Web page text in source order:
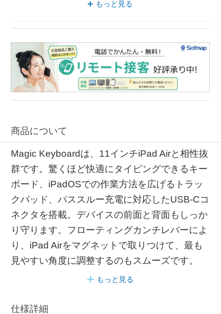
もっと見る
商品について
Magic Keyboardは、11インチiPad Airと相性抜
群です。驚くほど快適にタイピングできるキー
ボード、iPadOSでの作業方法を広げるトラッ
クパッド、パススルー充電に対応したUSB-Cコ
ネクタを搭載。デバイスの前面と背面もしっか
り守ります。フローティングカンチレバーによ
り、iPad Airをマグネットで取りつけて、最も
見やすい角度に調整するのもスムーズです。
もっと見る
仕様詳細